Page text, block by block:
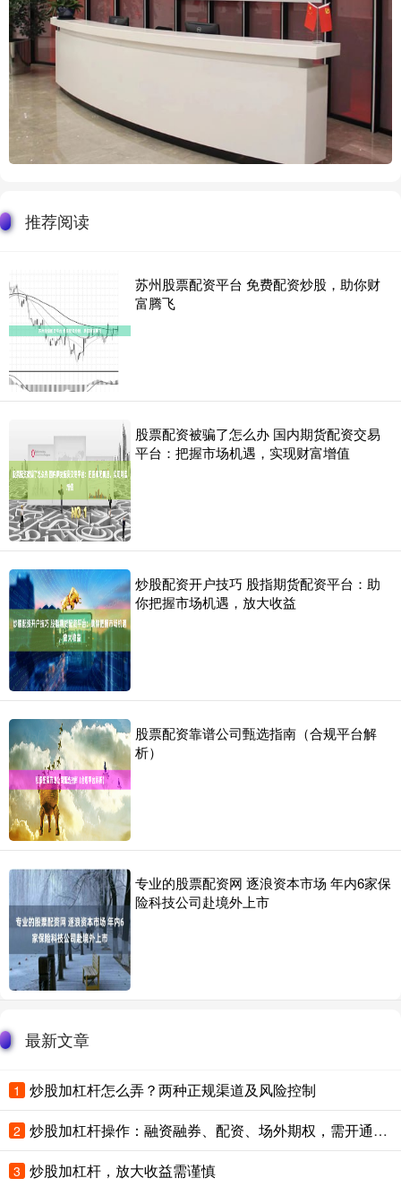
推荐阅读
苏州股票配资平台 免费配资炒股，助你财
富腾飞
股票配资被骗了怎么办 国内期货配资交易
平台：把握市场机遇，实现财富增值
炒股配资开户技巧 股指期货配资平台：助
你把握市场机遇，放大收益
股票配资靠谱公司甄选指南（合规平台解
析）
专业的股票配资网 逐浪资本市场 年内6家保
险科技公司赴境外上市
最新文章
1 炒股加杠杆怎么弄？两种正规渠道及风险控制
2 炒股加杠杆操作：融资融券、配资、场外期权，需开通权限并注意风险。
3 炒股加杠杆，放大收益需谨慎